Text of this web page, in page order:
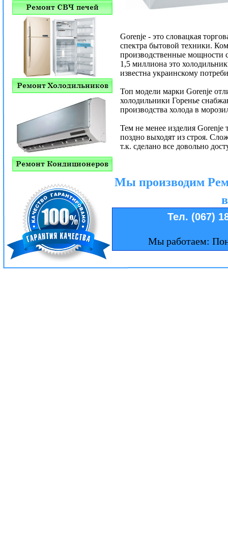
Мы работаем:
Gorenje - это словацкая
спектра бытовой техники.
производственные мощности
1,5 миллиона это
известна украинскому
Топ модели марки Gorenje
холодильники Горенье
производства холода в
Тем не менее изделия
поздно выходят из строя.
т.к. сделано все довольно
Тел. (067)
Мы производим